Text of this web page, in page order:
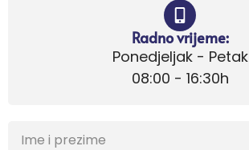
Radno vrijeme:
Ponedjeljak - Petak
08:00 - 16:30h